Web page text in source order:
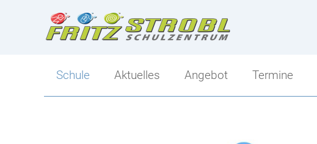
Schule Aktuelles Angebot Termine